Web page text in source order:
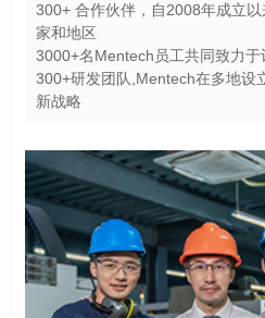
家和地区
3000+名Mentech员工共同致力于
新战略